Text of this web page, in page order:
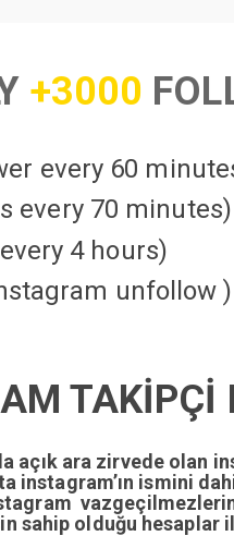
+3000
every 60
every 70 minutes)
4 hours)
unfollow )
TAKİPÇİ
açık ara zirvede olan
instagram’ın ismini
sahip olduğu hesaplar